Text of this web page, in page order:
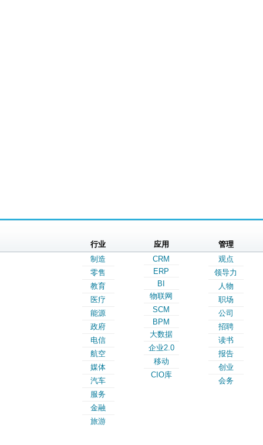
行业
制造
零售
教育
医疗
能源
政府
电信
航空
媒体
汽车
服务
金融
旅游
应用
CRM
ERP
BI
物联网
SCM
BPM
大数据
企业2.0
移动
CIO库
管理
观点
领导力
人物
职场
公司
招聘
读书
报告
创业
会务